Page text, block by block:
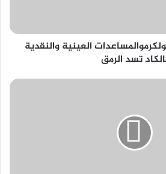
العينية والنقدية
تسد الرمق